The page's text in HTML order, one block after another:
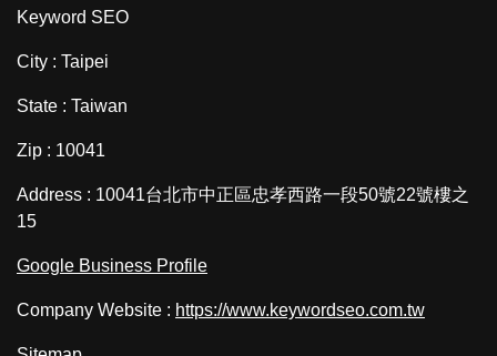
Keyword SEO
City : Taipei
State : Taiwan
Zip : 10041
Address : 10041台北市中正區忠孝西路一段50號22號樓之
15
Google Business Profile
Company Website : https://www.keywordseo.com.tw